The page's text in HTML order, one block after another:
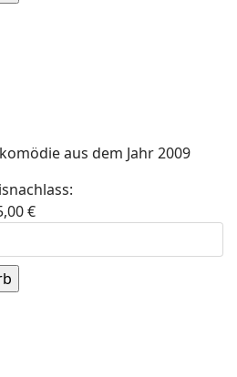
aus dem Jahr 2009
€